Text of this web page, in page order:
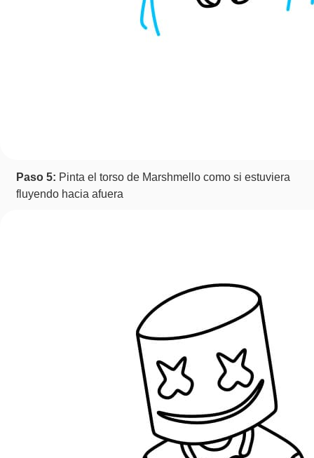
Paso 5: Pinta el torso de Marshmello como si estuviera
fluyendo hacia afuera